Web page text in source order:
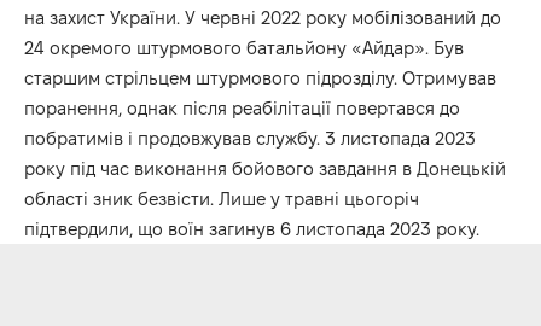
на захист України. У червні 2022 року мобілізований до
24 окремого штурмового батальйону «Айдар». Був
старшим стрільцем штурмового підрозділу. Отримував
поранення, однак після реабілітації повертався до
побратимів і продовжував службу. 3 листопада 2023
року під час виконання бойового завдання в Донецькій
області зник безвісти. Лише у травні цьогоріч
підтвердили, що воїн загинув 6 листопада 2023 року.